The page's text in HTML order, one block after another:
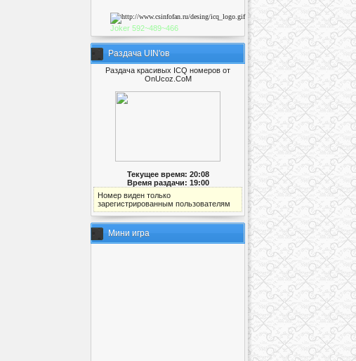
Joker 592~489~466
Раздача UIN'ов
Раздача красивых ICQ номеров от
OnUcoz.CoM
Текущее время: 20:08
Время раздачи: 19:00
Номер виден только
зарегистрированным пользователям
Мини игра